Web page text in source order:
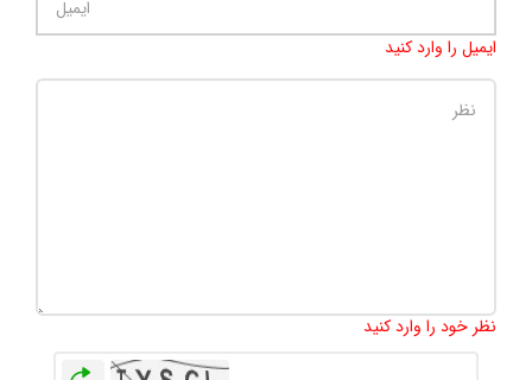
ایمیل را وارد کنید
نظر خود را وارد کنید